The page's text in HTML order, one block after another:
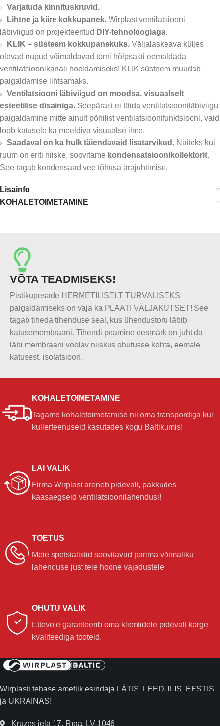
Varjatuda kinnituskruvid.
Lihtne ja kiire kokkupanek. Wirplast ventilatsiooni
läbiviigud on projekteeritud DIY-tehnoloogiaga.
KLIK – süsteem kokkupanekuks. Väljalaskeava küljes
olevad nupud võimaldavad torni hõlpsasti eemaldada
ventilatsioonikanali hooldamiseks! KLIK süsteem muudab
paigaldamise lihtsamaks.
Ventilatsiooni läbiviigud on moodsa, visuaalselt
esteetilise disainiga. Seepärast ei täida ventilatsiooniläbiviigu
paigaldamine mitte ainult põhilist ventilatsioonifunktsiooni, vaid
loob katusele ka meeldiva visuaalse ilme.
Saadaval on ka hulk täiendavaid lisatarvikud. Näiteks kui
ruum on eriti niiske, soovitame kondensatsioonikollektorit.
See tagab kondensaadivee tõhusa ärajuhtimise.
Lisainfo
KOHALETOIMETAMINE
VÕTA TEADMISEKS!
Pistikupesade HERMETILISELT TURVALISEKS
paigaldamiseks on vaja ka PLAATI VÄLJAKUTSET! See
tagab tiheda tihenduse seal, kus ühendustoru läbib
katusemembraani. Tihendi peamine eesmärk on juhtida
läbi membraani voolav niiskus ohutusse kohta, eemale
katusest. isolatsioon.
KOHALETOIMETAMINE
Tagame kohaletoimetamise nii oma transpordiga kui
kullerteenuseid kasutades kogu Baltikumis!
LAI VALIK
Firma Wirplast areneb pidevalt, pakkudes
kaasaegseid ventilatsioonilahendusi!
TOETUS
Meie spetsialistid soovitavad parima võimaliku
lahenduse just teie hoone vajadustele.
OHUTU VALIK
Ettevõte garanteerib oma klientidele pidevalt kõrge
kvaliteediga tooteid.
Wirplasti tehase ametlik esindaja LÄTIS, LEEDULIS, EESTIS
ja UKRAINAS!
Krūzes iela 17, Rīga, LV-1046